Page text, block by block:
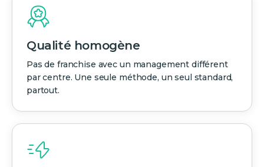
Qualité homogène
Pas de franchise avec un management différent
par centre. Une seule méthode, un seul standard,
partout.